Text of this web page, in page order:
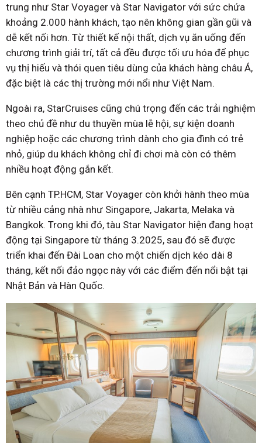
trung như Star Voyager và Star Navigator với sức chứa
khoảng 2.000 hành khách, tạo nên không gian gần gũi và
dễ kết nối hơn. Từ thiết kế nội thất, dịch vụ ăn uống đến
chương trình giải trí, tất cả đều được tối ưu hóa để phục
vụ thị hiếu và thói quen tiêu dùng của khách hàng châu Á,
đặc biệt là các thị trường mới nổi như Việt Nam.
Ngoài ra, StarCruises cũng chú trọng đến các trải nghiệm
theo chủ đề như du thuyền mùa lễ hội, sự kiện doanh
nghiệp hoặc các chương trình dành cho gia đình có trẻ
nhỏ, giúp du khách không chỉ đi chơi mà còn có thêm
nhiều hoạt động gắn kết.
Bên cạnh TP.HCM, Star Voyager còn khởi hành theo mùa
từ nhiều cảng nhà như Singapore, Jakarta, Melaka và
Bangkok. Trong khi đó, tàu Star Navigator hiện đang hoạt
động tại Singapore từ tháng 3.2025, sau đó sẽ được
triển khai đến Đài Loan cho một chiến dịch kéo dài 8
tháng, kết nối đảo ngọc này với các điểm đến nổi bật tại
Nhật Bản và Hàn Quốc.